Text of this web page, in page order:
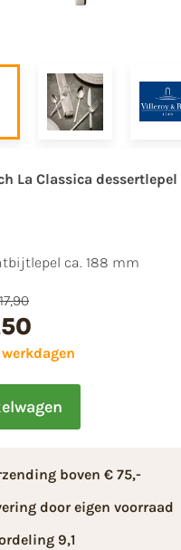
La Classica dessertlepel
ca. 188 mm
boven € 75,-
door eigen voorraad
9,1